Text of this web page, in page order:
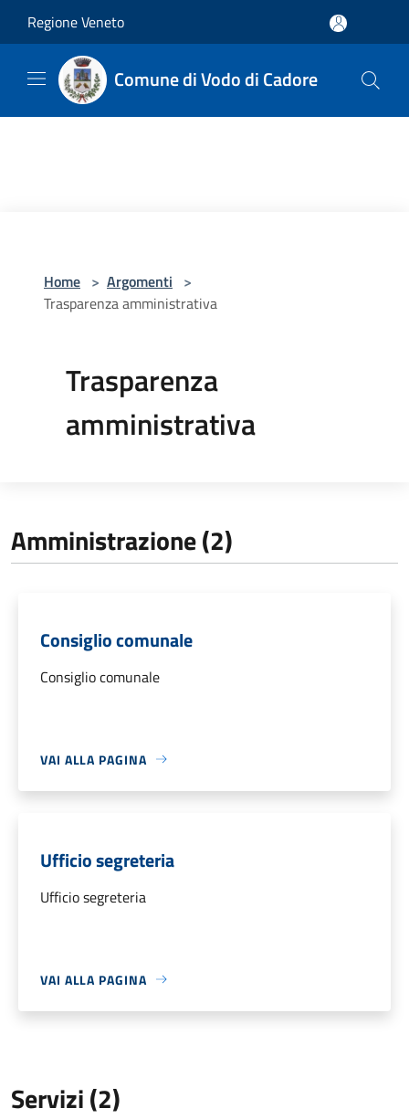
Regione Veneto
Comune di Vodo di Cadore
Home > Argomenti >
Trasparenza amministrativa
Trasparenza
amministrativa
Amministrazione (2)
Consiglio comunale
Consiglio comunale
VAI ALLA PAGINA
Ufficio segreteria
Ufficio segreteria
VAI ALLA PAGINA
Servizi (2)